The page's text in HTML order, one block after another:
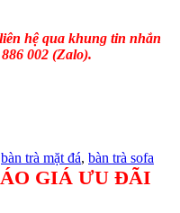
hệ qua khung tin nhắn
002 (Zalo).
bàn trà mặt đá, bàn trà sofa
GIÁ ƯU ĐÃI